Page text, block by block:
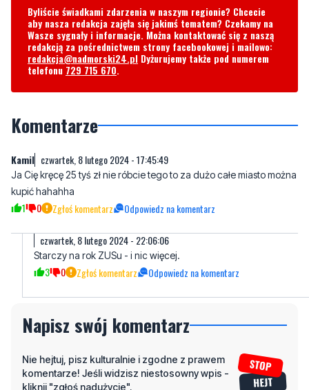
Byliście świadkami zdarzenia w naszym regionie? Chcecie
aby nasza redakcja zajęła się jakimś tematem? Czekamy na
redakcją za pośrednictwem strony facebookowej i mailowo:
telefonu729 715 670
Komentarze
Kamil czwartek, 8 lutego 2024 - 17:45:49
kupić hahahha
0 Zgłoś komentarz Odpowiedz na komentarz
3 0 Zgłoś komentarz Odpowiedz na komentarz
Napisz swój komentarz